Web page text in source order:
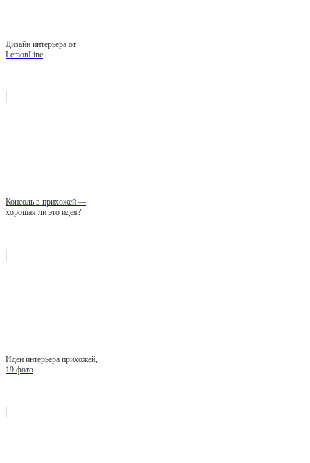
Дизайн интерьера от
LemonLine
Консоль в прихожей —
хорошая ли это идея?
Идеи интерьера прихожей,
19 фото